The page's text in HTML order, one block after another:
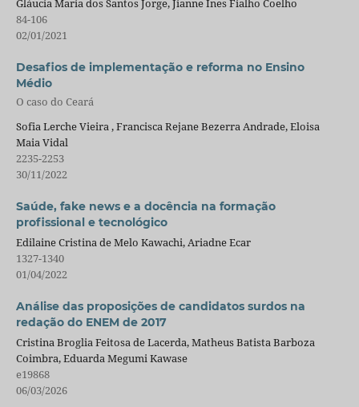
84-106
02/01/2021
Desafios de implementação e reforma no Ensino
Médio
O caso do Ceará
Sofia Lerche Vieira , Francisca Rejane Bezerra Andrade, Eloisa
Maia Vidal
2235-2253
30/11/2022
Saúde, fake news e a docência na formação
profissional e tecnológico
Edilaine Cristina de Melo Kawachi, Ariadne Ecar
1327-1340
01/04/2022
Análise das proposições de candidatos surdos na
redação do ENEM de 2017
Cristina Broglia Feitosa de Lacerda, Matheus Batista Barboza
Coimbra, Eduarda Megumi Kawase
e19868
06/03/2026